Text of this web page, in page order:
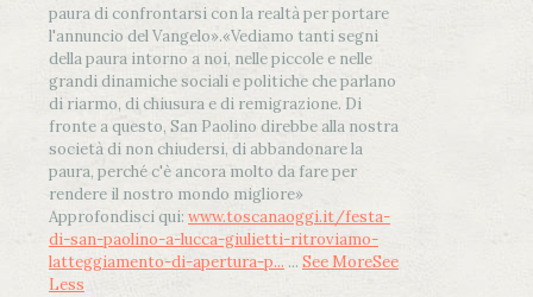
paura di confrontarsi con la realtà per portare
l'annuncio del Vangelo».«Vediamo tanti segni
della paura intorno a noi, nelle piccole e nelle
grandi dinamiche sociali e politiche che parlano
di riarmo, di chiusura e di remigrazione. Di
fronte a questo, San Paolino direbbe alla nostra
società di non chiudersi, di abbandonare la
paura, perché c'è ancora molto da fare per
rendere il nostro mondo migliore»
Approfondisci qui: www.toscanaoggi.it/festa-
di-san-paolino-a-lucca-giulietti-ritroviamo-
latteggiamento-di-apertura-p... ... See MoreSee
Less